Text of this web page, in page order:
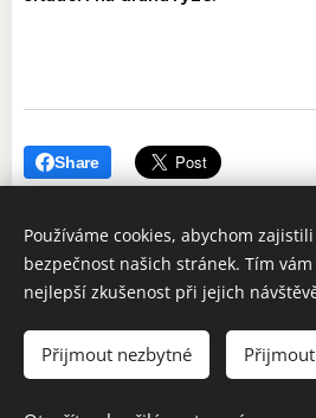
Share
Další zajímavé čtení :https://
Používáme cookies, abychom
bezpečnost našich stránek. Tím
nejlepší zkušenost při jejich
Přijmout nezbytné